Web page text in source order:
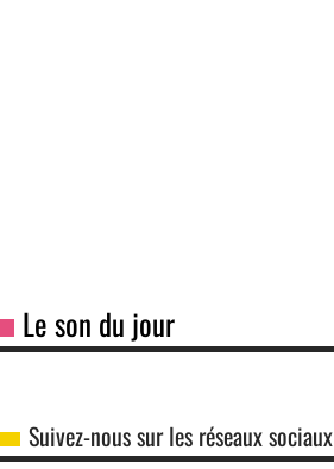
Le son du jour
Suivez-nous sur les réseaux sociaux